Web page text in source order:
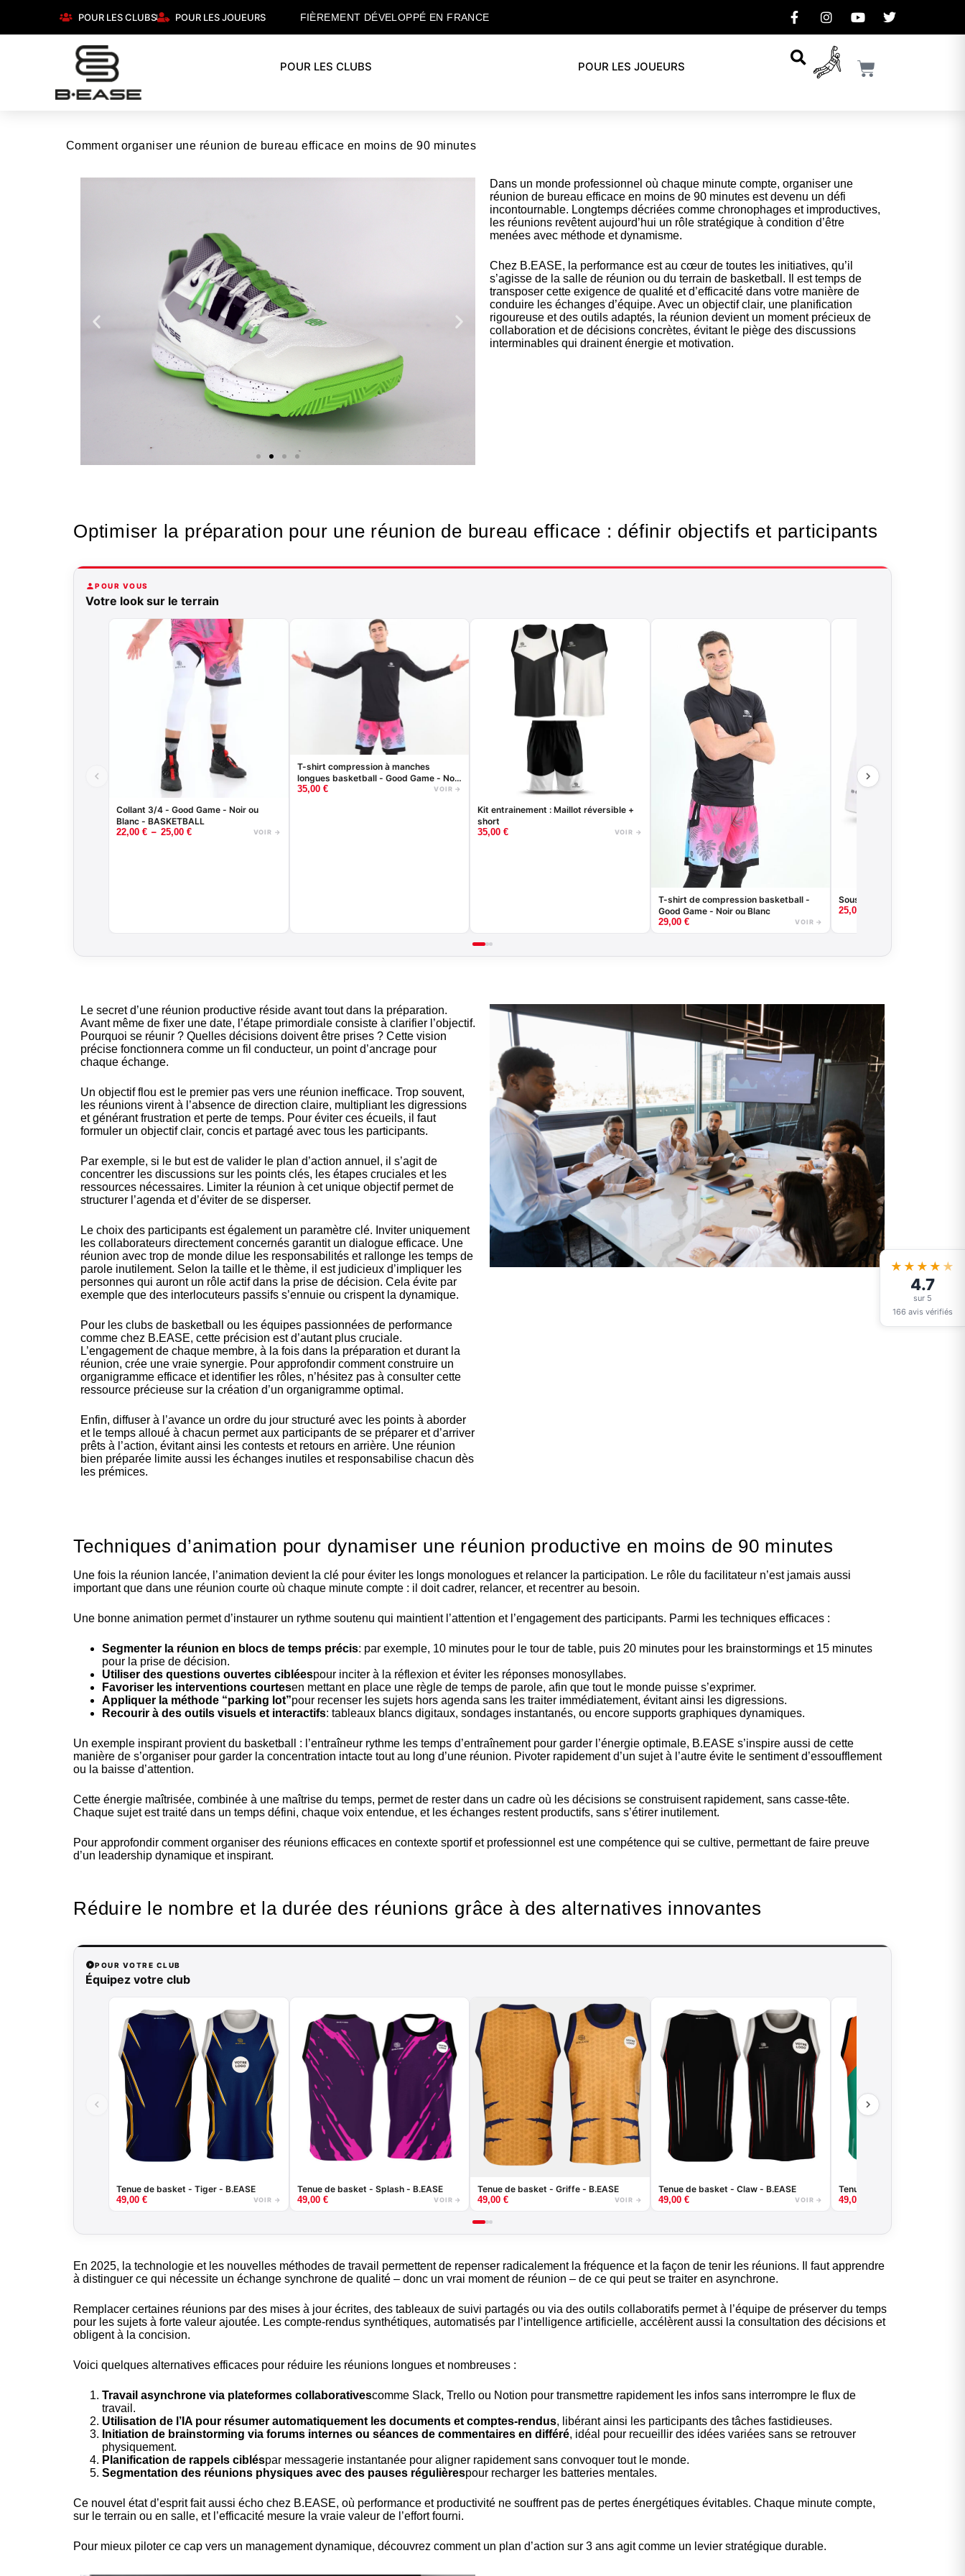
POUR LES CLUBS POUR LES JOUEURS FIÈREMENT DÉVELOPPÉ EN FRANCE
POUR LES CLUBS POUR LES JOUEURS
Comment organiser une réunion de bureau efficace en moins de 90 minutes
chaussures
prix accessible.
Cliquez ici
basketteurs
Cliquer ici
Dans un monde professionnel où chaque minute compte, organiser une
réunion de bureau efficace en moins de 90 minutes est devenu un défi
incontournable. Longtemps décriées comme chronophages et improductives,
les réunions revêtent aujourd’hui un rôle stratégique à condition d’être
menées avec méthode et dynamisme.
Chez B.EASE, la performance est au cœur de toutes les initiatives, qu’il
s’agisse de la salle de réunion ou du terrain de basketball. Il est temps de
transposer cette exigence de qualité et d’efficacité dans votre manière de
conduire les échanges d’équipe. Avec un objectif clair, une planification
rigoureuse et des outils adaptés, la réunion devient un moment précieux de
collaboration et de décisions concrètes, évitant le piège des discussions
interminables qui drainent énergie et motivation.
Optimiser la préparation pour une réunion de bureau efficace : définir objectifs et participants
POUR VOUS
Votre look sur le terrain
Collant 3/4 - Good Game - Noir ou
Blanc - BASKETBALL
22,00 € – 25,00 € VOIR →
T-shirt compression à manches
longues basketball - Good Game - Noir
ou Blanc
35,00 € VOIR →
Kit entrainement : Maillot réversible +
short
35,00 € VOIR →
T-shirt de compression basketball -
Good Game - Noir ou Blanc
29,00 € VOIR →
Sous-short de compression
25,00
Le secret d’une réunion productive réside avant tout dans la préparation.
Avant même de fixer une date, l’étape primordiale consiste à clarifier l’objectif.
Pourquoi se réunir ? Quelles décisions doivent être prises ? Cette vision
précise fonctionnera comme un fil conducteur, un point d’ancrage pour
chaque échange.
Un objectif flou est le premier pas vers une réunion inefficace. Trop souvent,
les réunions virent à l’absence de direction claire, multipliant les digressions
et générant frustration et perte de temps. Pour éviter ces écueils, il faut
formuler un objectif clair, concis et partagé avec tous les participants.
Par exemple, si le but est de valider le plan d’action annuel, il s’agit de
concentrer les discussions sur les points clés, les étapes cruciales et les
ressources nécessaires. Limiter la réunion à cet unique objectif permet de
structurer l’agenda et d’éviter de se disperser.
Le choix des participants est également un paramètre clé. Inviter uniquement
les collaborateurs directement concernés garantit un dialogue efficace. Une
réunion avec trop de monde dilue les responsabilités et rallonge les temps de
parole inutilement. Selon la taille et le thème, il est judicieux d’impliquer les
personnes qui auront un rôle actif dans la prise de décision. Cela évite par
exemple que des interlocuteurs passifs s’ennuie ou crispent la dynamique.
Pour les clubs de basketball ou les équipes passionnées de performance
comme chez B.EASE, cette précision est d’autant plus cruciale.
L’engagement de chaque membre, à la fois dans la préparation et durant la
réunion, crée une vraie synergie. Pour approfondir comment construire un
organigramme efficace et identifier les rôles, n’hésitez pas à consulter cette
ressource précieuse sur la création d’un organigramme optimal .
Enfin, diffuser à l’avance un ordre du jour structuré avec les points à aborder
et le temps alloué à chacun permet aux participants de se préparer et d’arriver
prêts à l’action, évitant ainsi les contests et retours en arrière. Une réunion
bien préparée limite aussi les échanges inutiles et responsabilise chacun dès
les prémices.
Techniques d’animation pour dynamiser une réunion productive en moins de 90 minutes
Une fois la réunion lancée, l’animation devient la clé pour éviter les longs monologues et relancer la participation. Le rôle du facilitateur n’est jamais aussi
important que dans une réunion courte où chaque minute compte : il doit cadrer, relancer, et recentrer au besoin.
Une bonne animation permet d’instaurer un rythme soutenu qui maintient l’attention et l’engagement des participants. Parmi les techniques efficaces :
Segmenter la réunion en blocs de temps précis: par exemple, 10 minutes pour le tour de table, puis 20 minutes pour les brainstormings et 15 minutes
pour la prise de décision.
Utiliser des questions ouvertes cibléespour inciter à la réflexion et éviter les réponses monosyllabes.
Favoriser les interventions courtesen mettant en place une règle de temps de parole, afin que tout le monde puisse s’exprimer.
Appliquer la méthode “parking lot”pour recenser les sujets hors agenda sans les traiter immédiatement, évitant ainsi les digressions.
Recourir à des outils visuels et interactifs: tableaux blancs digitaux, sondages instantanés, ou encore supports graphiques dynamiques.
Un exemple inspirant provient du basketball : l’entraîneur rythme les temps d’entraînement pour garder l’énergie optimale, B.EASE s’inspire aussi de cette
manière de s’organiser pour garder la concentration intacte tout au long d’une réunion. Pivoter rapidement d’un sujet à l’autre évite le sentiment d’essoufflement
ou la baisse d’attention.
Cette énergie maîtrisée, combinée à une maîtrise du temps, permet de rester dans un cadre où les décisions se construisent rapidement, sans casse-tête.
Chaque sujet est traité dans un temps défini, chaque voix entendue, et les échanges restent productifs, sans s’étirer inutilement.
Pour approfondir commentorganiser des réunions efficaces en contexte sportif et professionnel est une compétence qui se cultive, permettant de faire preuve
d’un leadership dynamique et inspirant.
Réduire le nombre et la durée des réunions grâce à des alternatives innovantes
POUR VOTRE CLUB
Équipez votre club
Tenue de basket - Tiger - B.EASE
49,00 € VOIR →
Tenue de basket - Splash - B.EASE
49,00 € VOIR →
Tenue de basket - Griffe - B.EASE
49,00 € VOIR →
Tenue de basket - Claw - B.EASE
49,00 € VOIR →
Tenue de basket - Abstract -
49,00
En 2025, la technologie et les nouvelles méthodes de travail permettent de repenser radicalement la fréquence et la façon de tenir les réunions. Il faut apprendre
à distinguer ce qui nécessite un échange synchrone de qualité – donc un vrai moment de réunion – de ce qui peut se traiter en asynchrone.
Remplacer certaines réunions par des mises à jour écrites, des tableaux de suivi partagés ou via des outils collaboratifs permet à l’équipe de préserver du temps
pour les sujets à forte valeur ajoutée. Les compte-rendus synthétiques, automatisés par l’intelligence artificielle, accélèrent aussi la consultation des décisions et
obligent à la concision.
Voici quelques alternatives efficaces pour réduire les réunions longues et nombreuses :
Travail asynchrone via plateformes collaborativescomme Slack, Trello ou Notion pour transmettre rapidement les infos sans interrompre le flux de
travail.
Utilisation de l’IA pour résumer automatiquement les documents et comptes-rendus, libérant ainsi les participants des tâches fastidieuses.
Initiation de brainstorming via forums internes ou séances de commentaires en différé, idéal pour recueillir des idées variées sans se retrouver
physiquement.
Planification de rappels cibléspar messagerie instantanée pour aligner rapidement sans convoquer tout le monde.
Segmentation des réunions physiques avec des pauses régulièrespour recharger les batteries mentales.
Ce nouvel état d’esprit fait aussi écho chez B.EASE, où performance et productivité ne souffrent pas de pertes énergétiques évitables. Chaque minute compte,
sur le terrain ou en salle, et l’efficacité mesure la vraie valeur de l’effort fourni.
Pour mieux piloter ce cap vers un management dynamique, découvrez comment un plan d’action sur 3 ans agit comme un levier stratégique durable.
★★★★ ★
4.7
sur 5
166 avis vérifiés